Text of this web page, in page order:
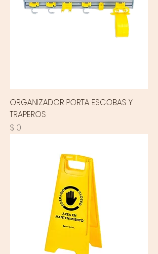
ORGANIZADOR PORTA ESCOBAS Y
TRAPEROS
Precio
$ 0